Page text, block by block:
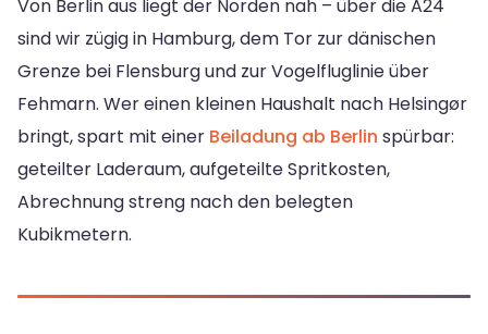
Von Berlin aus liegt der Norden nah – über die A24
sind wir zügig in Hamburg, dem Tor zur dänischen
Grenze bei Flensburg und zur Vogelfluglinie über
Fehmarn. Wer einen kleinen Haushalt nach Helsingør
bringt, spart mit einer Beiladung ab Berlin spürbar:
geteilter Laderaum, aufgeteilte Spritkosten,
Abrechnung streng nach den belegten
Kubikmetern.